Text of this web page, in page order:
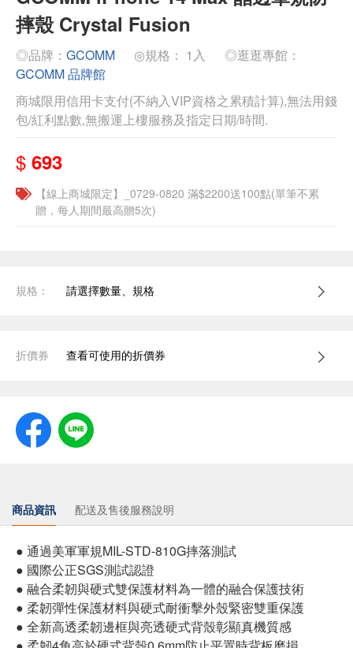
摔殼 Crystal Fusion
◎品牌： GCOMM ◎規格： 1入
◎逛逛專館：
GCOMM 品牌館
商城限用信用卡支付(不納入VIP資格之累積計算),無法用錢
包/紅利點數,無搬運上樓服務及指定日期/時間.
$ 693
【線上商城限定】_0729-0820 滿$2200送100點(單筆不累
贈，每人期間最高贈5次)
規格： 請選擇數量、規格
折價券 查看可使用的折價券
商品資訊 配送及售後服務說明
● 通過美軍軍規MIL-STD-810G摔落測試
● 國際公正SGS測試認證
● 融合柔韌與硬式雙保護材料為一體的融合保護技術
● 柔韌彈性保護材料與硬式耐衝擊外殼緊密雙重保護
● 全新高透柔韌邊框與亮透硬式背殼彰顯真機質感